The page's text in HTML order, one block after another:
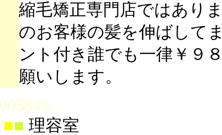
縮毛矯正専門店ではあり
のお客様の髪を伸ばして
ント付き誰でも一律￥９
願いします。
■ 理容室